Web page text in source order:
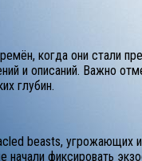
когда они
и описаний. Важно
глубин.
beasts, угрожающих
начали фиксировать